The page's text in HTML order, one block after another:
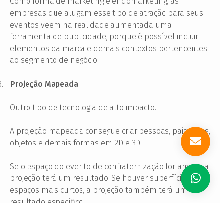
empresas que alugam esse tipo de atração para seus
eventos veem na realidade aumentada uma
ferramenta de publicidade, porque é possível incluir
elementos da marca e demais contextos pertencentes
ao segmento de negócio.
Projeção Mapeada
Outro tipo de tecnologia de alto impacto.
A projeção mapeada consegue criar pessoas, paisagens,
objetos e demais formas em 2D e 3D.
Se o espaço do evento de confraternização for amplo, a
projeção terá um resultado. Se houver superfícies e
espaços mais curtos, a projeção também terá um